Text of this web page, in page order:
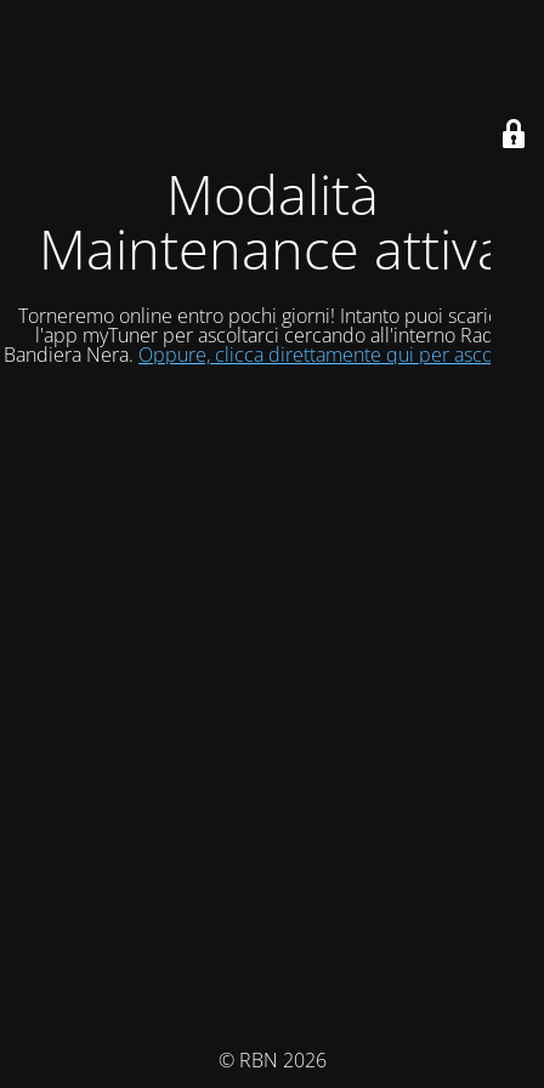
Modalità
Maintenance attiva
Torneremo online entro pochi giorni! Intanto puoi scaricare
l'app myTuner per ascoltarci cercando all'interno Radio
Bandiera Nera. Oppure, clicca direttamente qui per ascoltarci!
© RBN 2026